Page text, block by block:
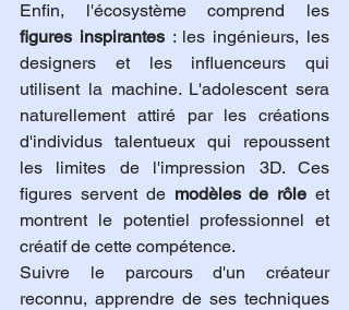
figures inspirantes : les ingénieurs, les
designers et les influenceurs qui
utilisent la machine. L'adolescent sera
naturellement attiré par les créations
d'individus talentueux qui repoussent
les limites de l'impression 3D. Ces
figures servent de modèles de rôle et
montrent le potentiel professionnel et
créatif de cette compétence.
Suivre le parcours d'un créateur
reconnu, apprendre de ses techniques